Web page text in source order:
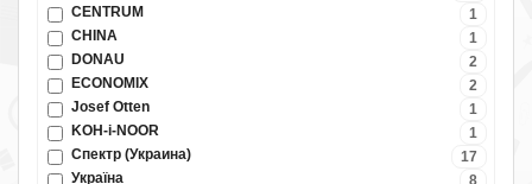
1
CENTRUM
1
CHINA
2
DONAU
2
ECONOMIX
1
Josef Оtten
1
KOH-i-NOOR
17
Спектр (Украина)
8
Україна